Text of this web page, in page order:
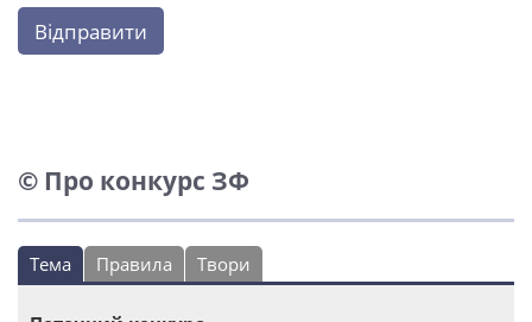
Відправити
© Про конкурс ЗФ
Тема Правила Твори